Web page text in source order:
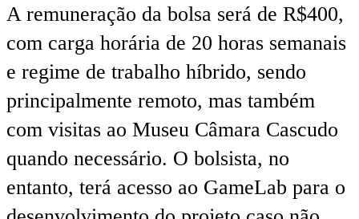
A remuneração da bolsa será de R$400,
com carga horária de 20 horas semanais
e regime de trabalho híbrido, sendo
principalmente remoto, mas também
com visitas ao Museu Câmara Cascudo
quando necessário. O bolsista, no
entanto, terá acesso ao GameLab para o